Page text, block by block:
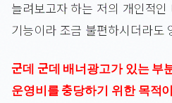
늘려보고자 하는 저의 개인적
기능이라 조금 불편하시더라도
군데 군데 배너광고가 있는 부
운영비를 충당하기 위한 목적